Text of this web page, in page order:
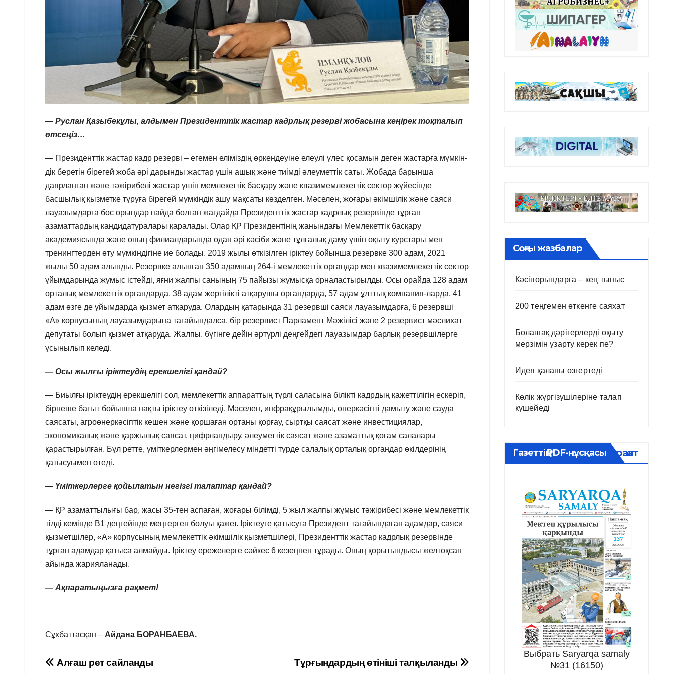
— Руслан Қазыбекұлы, алдымен Президенттік жастар кадрлық резерві жобасына кеңірек тоқталып
өтсеңіз…
— Президенттік жастар кадр резерві – егемен еліміздің өркендеуіне елеулі үлес қосамын деген жастарға мүмкін-
дік беретін бірегей жоба әрі дарынды жастар үшін ашық және тиімді әлеуметтік саты. Жобада барынша
даярланған және тәжірибелі жастар үшін мемлекеттік басқару және квазимемлекеттік сектор жүйесінде
басшылық қызметке тұруға бірегей мүмкіндік ашу мақсаты көзделген. Мәселен, жоғары әкімшілік және саяси
лауазымдарға бос орындар пайда болған жағдайда Президенттік жастар кадрлық резервінде тұрған
азаматтардың кандидатуралары қаралады. Олар ҚР Президентінің жанындағы Мемлекеттік басқару
академиясында және оның филиалдарында одан әрі кәсіби және тұлғалық даму үшін оқыту курстары мен
тренингтерден өту мүмкіндігіне ие болады. 2019 жылы өткізілген іріктеу бойынша резервке 300 адам, 2021
жылы 50 адам алынды. Резервке алынған 350 адамның 264-і мемлекеттік органдар мен квазимемлекеттік сектор
ұйымдарында жұмыс істейді, яғни жалпы санының 75 пайызы жұмысқа орналастырылды. Осы орайда 128 адам
орталық мемлекеттік органдарда, 38 адам жергілікті атқарушы органдарда, 57 адам ұлттық компания-ларда, 41
адам өзге де ұйымдарда қызмет атқаруда. Олардың қатарында 31 резервші саяси лауазымдарға, 6 резервші
«А» корпусының лауазымдарына тағайындалса, бір резервист Парламент Мәжілісі және 2 резервист мәслихат
депутаты болып қызмет атқаруда. Жалпы, бүгінге дейін әртүрлі деңгейдегі лауазымдар барлық резервшілерге
ұсынылып келеді.
— Осы жылғы іріктеудің ерекшелігі қандай?
— Биылғы іріктеудің ерекшелігі сол, мемлекеттік аппараттың түрлі саласына білікті кадрдың қажеттілігін ескеріп,
бірнеше бағыт бойынша нақты іріктеу өткізіледі. Мәселен, инфрақұрылымды, өнеркәсіпті дамыту және сауда
саясаты, агроөнеркәсіптік кешен және қоршаған ортаны қорғау, сыртқы саясат және инвестициялар,
экономикалық және қаржылық саясат, цифрландыру, әлеуметтік саясат және азаматтық қоғам салалары
қарастырылған. Бұл ретте, үміткерлермен әңгімелесу міндетті түрде салалық орталық органдар өкілдерінің
қатысуымен өтеді.
— Үміткерлерге қойылатын негізгі талаптар қандай?
— ҚР азаматтылығы бар, жасы 35-тен аспаған, жоғары білімді, 5 жыл жалпы жұмыс тәжірибесі және мемлекеттік
тілді кемінде В1 деңгейінде меңгерген болуы қажет. Іріктеуге қатысуға Президент тағайындаған адамдар, саяси
қызметшілер, «А» корпусының мемлекеттік әкімшілік қызметшілері, Президенттік жастар кадрлық резервінде
тұрған адамдар қатыса алмайды. Іріктеу ережелерге сәйкес 6 кезеңнен тұрады. Оның қорытындысы желтоқсан
айында жарияланады.
— Ақпаратыңызға рақмет!
Сұхбаттасқан – Айдана БОРАНБАЕВА.
Навигация
Тұрғындардың өтініші талқыланды
Алғаш рет сайланды
Соңғы жазбалар
Кәсіпорындарға – кең тыныс
200 теңгемен өткенге саяхат
Болашақ дәрігерлерді оқыту
мерзімін ұзарту керек пе?
Идея қаланы өзгертеді
Көлік жүргізушілеріне талап
күшейеді
Газеттің PDF-нұсқасыМұрағат
Выбрать Saryarqa samaly
№31 (16150)